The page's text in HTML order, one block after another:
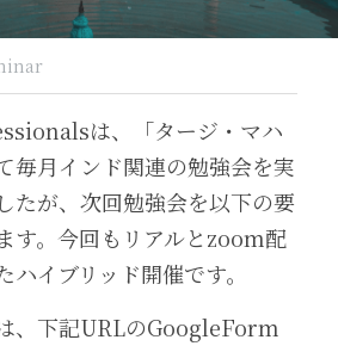
は、「タージ・マハ
毎月インド関連の勉強会を実
たが、次回勉強会を以下の要
す。今回もリアルとzoom配
イブリッド開催です。
、下記URLのGoogleForm